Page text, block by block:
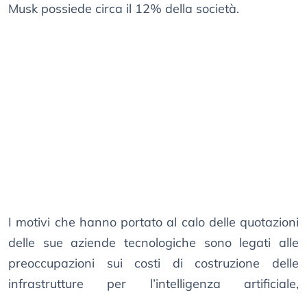
Musk possiede circa il 12% della società.
I motivi che hanno portato al calo delle quotazioni
delle sue aziende tecnologiche sono legati alle
preoccupazioni sui costi di costruzione delle
infrastrutture per l’intelligenza artificiale,